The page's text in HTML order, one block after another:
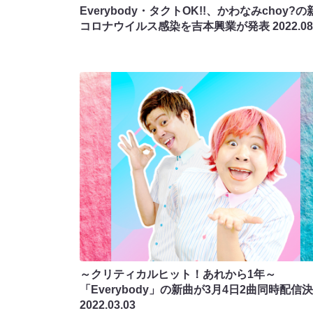
Everybody・タクトOK!!、かわなみchoy?の
コロナウイルス感染を吉本興業が発表
～クリティカルヒット！あれから1年～
「Everybody」の新曲が3月4日2曲同時配信
2022.03.03